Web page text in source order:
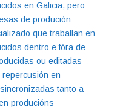
en Galicia, pero
de produción
que traballan en
dentro e fóra de
ou editadas
repercusión en
tanto a
producións